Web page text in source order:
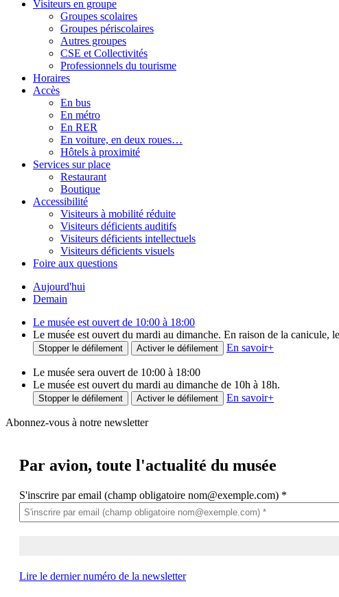
Visiteurs en groupe
Groupes scolaires
Groupes périscolaires
Autres groupes
CSE et Collectivités
Professionnels du tourisme
Horaires
Accès
En bus
En métro
En RER
En voiture, en deux roues…
Hôtels à proximité
Services sur place
Restaurant
Boutique
Accessibilité
Visiteurs à mobilité réduite
Visiteurs déficients auditifs
Visiteurs déficients intellectuels
Visiteurs déficients visuels
Foire aux questions
Aujourd'hui
Demain
Le musée est ouvert de 10:00 à 18:00
Le musée est ouvert du mardi au dimanche. En raison de la canicule,
Stopper le défilement Activer le défilement En savoir+
Le musée sera ouvert de 10:00 à 18:00
Le musée est ouvert du mardi au dimanche de 10h à 18h.
Stopper le défilement Activer le défilement En savoir+
Abonnez-vous à notre newsletter
Par avion, toute l'actualité du musée
S'inscrire par email (champ obligatoire nom@exemple.com) *
Lire le dernier numéro de la newsletter